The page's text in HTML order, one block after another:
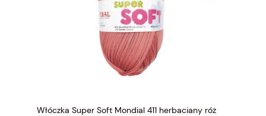
Włóczka Super Soft Mondial 411 herbaciany róż